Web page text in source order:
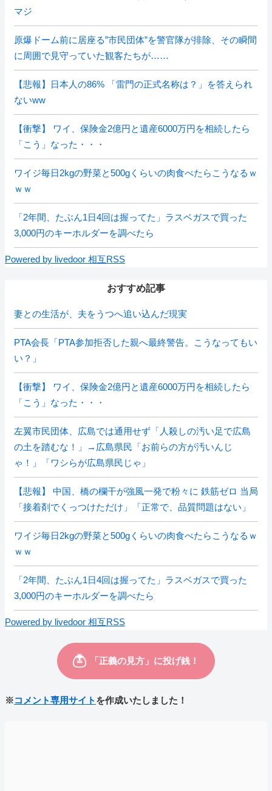
マジ
原爆ドーム前に居座る”市民団体”を警官隊が排除、その瞬間
に周囲で見守っていた観客たちが……
【悲報】日本人の86% 「雷門の正式名称は？」を答えられ
ないww
【衝撃】 ワイ、保険金2億円と遺産6000万円を相続したら
「こう」なった・・・
ワイジ毎日2kgの野菜と500gくらいの肉食べたらこうなるｗ
ｗｗ
「2年間、たぶん1日4回は握ってた」ラスベガスで買った
3,000円のキーホルダーを調べたら
Powered by livedoor 相互RSS
おすすめ記事
妻との生活が、夫をうつへ追い込んだ現実
PTA会長「PTA参加拒否した親へ最終警告。こうなってもい
い？」
【衝撃】 ワイ、保険金2億円と遺産6000万円を相続したら
「こう」なった・・・
左翼市民団体、広島では通用せず「人殺しの汚い足で広島
の土を踏むな！」→広島県民「お前らの方が汚いんじ
ゃ！」「ワシらが広島県民じゃ」
【悲報】 中国、橋の欄干が強風一発で粉々に 鉄筋ゼロ 当局
「接着剤でくっつけただけ」「正常で、品質問題はない」
ワイジ毎日2kgの野菜と500gくらいの肉食べたらこうなるｗ
ｗｗ
「2年間、たぶん1日4回は握ってた」ラスベガスで買った
3,000円のキーホルダーを調べたら
Powered by livedoor 相互RSS
※コメント専用サイト を作成いたしました！